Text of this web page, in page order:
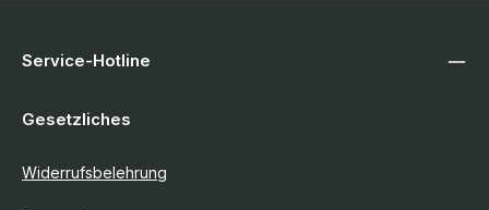
Service-Hotline
Gesetzliches
Widerrufsbelehrung